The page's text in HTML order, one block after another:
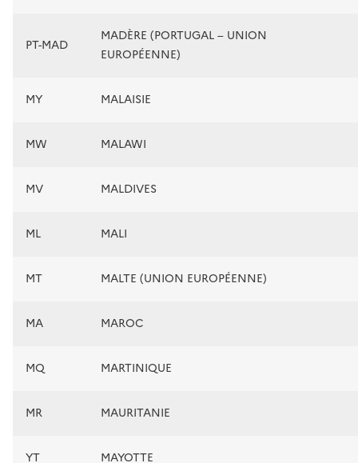
PT-MAD
MADÈRE (PORTUGAL – UNION
EUROPÉENNE)
MY MALAISIE
MW MALAWI
MV MALDIVES
ML MALI
MT MALTE (UNION EUROPÉENNE)
MA MAROC
MQ MARTINIQUE
MR MAURITANIE
YT MAYOTTE